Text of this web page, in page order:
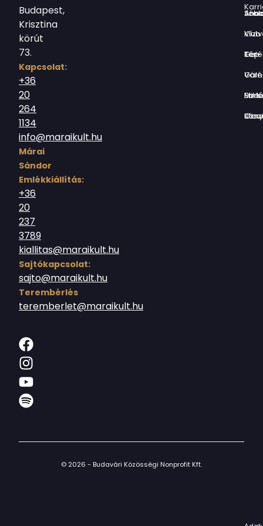
Budapest,
Krisztina
körút
73.
Kapcsolat:
+36
20
264
1134
info@maraikult.hu
Márai
Sándor
Emlékkiállítás:
+36
20
237
3789
kiallitas@maraikult.hu
Sajtókapcsolat:
sajto@maraikult.hu
Terembérlés
teremberlet@maraikult.hu
Jókai Anna
Vízivárosi Klub
Tér-Kép
Várnegyed
Borsos
Országház
© 2026 - Budavári Közösségi Nonprofit Kft.